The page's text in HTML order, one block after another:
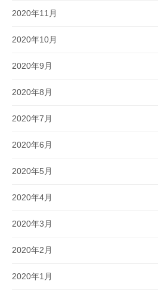
2020年11月
2020年10月
2020年9月
2020年8月
2020年7月
2020年6月
2020年5月
2020年4月
2020年3月
2020年2月
2020年1月